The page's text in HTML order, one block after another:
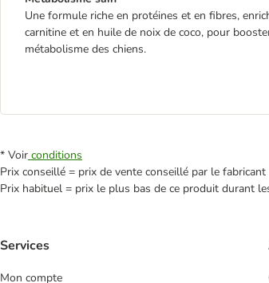
Une formule riche en protéines et en fibres,
carnitine et en huile de noix de coco, pour
métabolisme des chiens.
* Voir conditions
Prix conseillé = prix de vente conseillé par le fabricant
Prix habituel = prix le plus bas de ce produit durant
Services
Mon compte